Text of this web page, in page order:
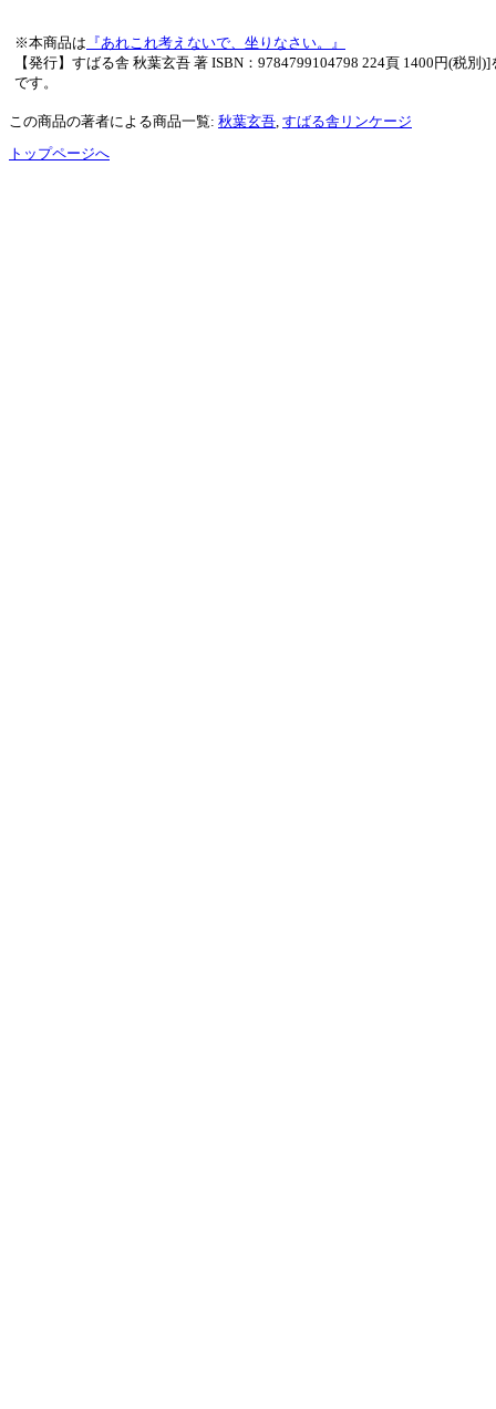
※本商品は 『あれこれ考えないで、坐りなさい。』
【発行】すばる舎 秋葉玄吾 著 ISBN：9784799104798 224頁 1400円(税別
です。
この商品の著者による商品一覧: 秋葉玄吾 すばる舎リンケージ
トップページへ